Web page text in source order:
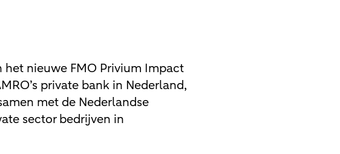
het nieuwe FMO Privium Impact
private bank in Nederland,
met de Nederlandse
sector bedrijven in